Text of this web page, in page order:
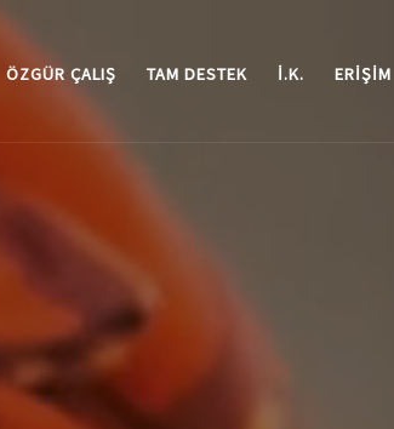
ÖZGÜR ÇALIŞ TAM DESTEK I.K. ERIŞIM